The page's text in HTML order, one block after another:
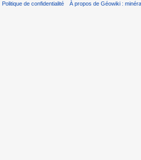
Politique de confidentialité À propos de Géowiki :